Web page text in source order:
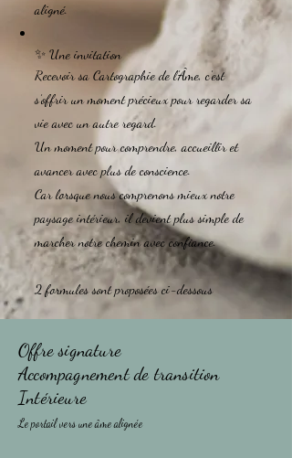
aligné.
✨ Une invitation
Recevoir sa Cartographie de l’Âme, c’est
s’offrir un moment précieux pour regarder sa
vie avec un autre regard.
Un moment pour comprendre, accueillir et
avancer avec plus de conscience.
Car lorsque nous comprenons mieux notre
paysage intérieur, il devient plus simple de
marcher notre chemin avec confiance.
2 formules sont proposées ci-dessous
Offre signature
Accompagnement de transition
Intérieure
Le portail vers une âme alignée